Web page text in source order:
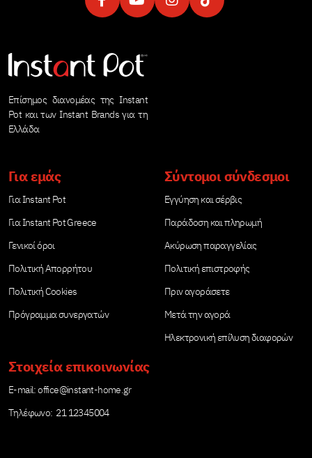
Επίσημος διανομέας της Instant
Pot και των Instant Brands για τη
Ελλάδα
Για εμάς
Για Instant Pot
Για Instant Pot Greece
Γενικοί όροι
Πολιτική Απορρήτου
Πολιτική Cookies
Πρόγραμμα συνεργατών
Σύντομοι σύνδεσμοι
Εγγύηση και σέρβις
Παράδοση και πληρωμή
Ακύρωση παραγγελίας
Πολιτική επιστροφής
Πριν αγοράσετε
Μετά την αγορά
Ηλεκτρονική επίλυση διαφορών
Στοιχεία επικοινωνίας
Е-mail:office@instant-home.gr
Τηλέφωνο: 21 12345004